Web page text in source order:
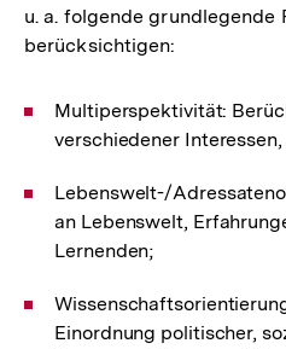
u. a. folgende grundlegende
berücksichtigen:
Multiperspektivität:
verschiedener
Lebenswelt-/
an Lebenswelt,
Lernenden;
Einordnung politischer,